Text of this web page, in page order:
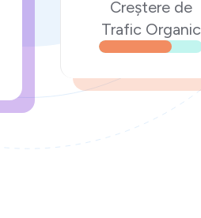
Creștere de
Trafic Organic